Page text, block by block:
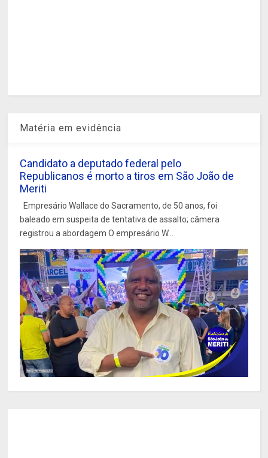
Matéria em evidência
Candidato a deputado federal pelo
Republicanos é morto a tiros em São João de
Meriti
Empresário Wallace do Sacramento, de 50 anos, foi
baleado em suspeita de tentativa de assalto; câmera
registrou a abordagem O empresário W...